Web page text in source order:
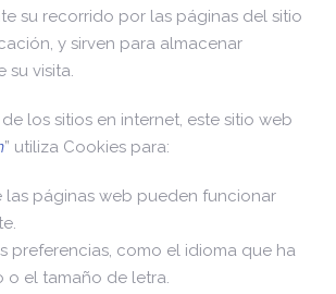
su recorrido por las páginas del sitio
y sirven para almacenar
su visita.
los sitios en internet, este sitio web
” utiliza Cookies para:
las páginas web pueden funcionar
preferencias, como el idioma que ha
o el tamaño de letra.